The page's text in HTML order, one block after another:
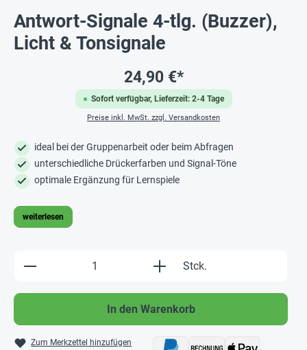
Antwort-Signale 4-tlg. (Buzzer),
Licht & Tonsignale
Sofort verfügbar, Lieferzeit: 2-4 Tage
24,90 €*
Preise inkl. MwSt. zzgl. Versandkosten
ideal bei der Gruppenarbeit oder beim Abfragen
unterschiedliche Drückerfarben und Signal-Töne
optimale Ergänzung für Lernspiele
weiterlesen
Produkt Anzahl: Gib den gewünschten
Stck.
In den Warenkorb
Zum Merkzettel hinzufügen